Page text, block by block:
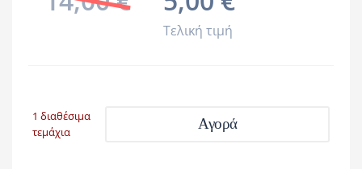
Τελική τιμή
1 διαθέσιμα
τεμάχια
Αγορά